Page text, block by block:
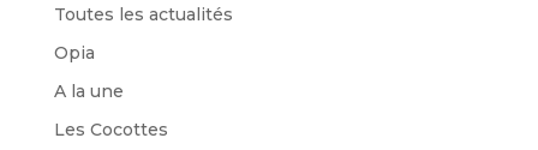
Toutes les actualités
Opia
A la une
Les Cocottes